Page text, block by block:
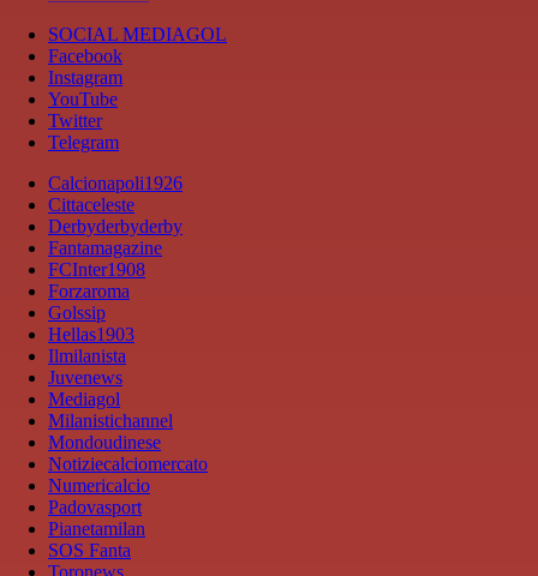
SOCIAL MEDIAGOL
Facebook
Instagram
YouTube
Twitter
Telegram
Calcionapoli1926
Cittaceleste
Derbyderbyderby
Fantamagazine
FCInter1908
Forzaroma
Golssip
Hellas1903
Ilmilanista
Juvenews
Mediagol
Milanistichannel
Mondoudinese
Notiziecalciomercato
Numericalcio
Padovasport
Pianetamilan
SOS Fanta